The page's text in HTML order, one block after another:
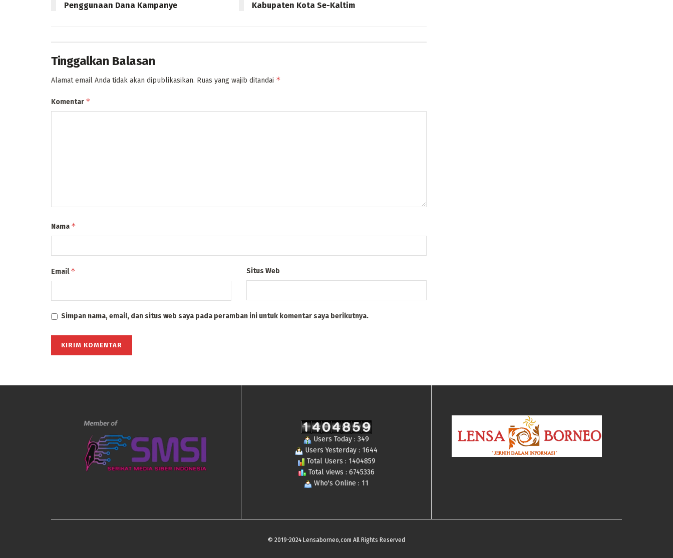
Penggunaan Dana Kampanye
Kabupaten Kota Se-Kaltim
Tinggalkan Balasan
Alamat email Anda tidak akan dipublikasikan. Ruas yang wajib ditandai *
Komentar *
Nama *
Email* Situs Web
Simpan nama, email, dan situs web saya pada peramban ini untuk komentar saya berikutnya.
Users Today : 349
Users Yesterday : 1644
Total Users : 1404859
Total views : 6745336
Who's Online : 11
© 2019-2024 Lensaborneo,com All Rights Reserved